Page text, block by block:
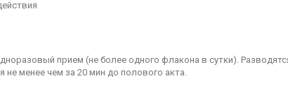
прием (не более одного флакона в сутки).
менее чем за 20 мин до полового акта.